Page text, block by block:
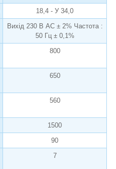
18,4 - У 34,0
Вихід 230 В AC ± 2% Частота :
50 Гц ± 0,1%
800
650
560
1500
90
7